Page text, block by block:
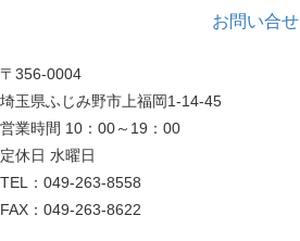
お問い合せ
〒356-0004
埼玉県ふじみ野市上福岡1-14-45
営業時間 10：00～19：00
定休日 水曜日
TEL：049-263-8558
FAX：049-263-8622